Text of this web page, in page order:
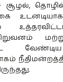
சூழல்,